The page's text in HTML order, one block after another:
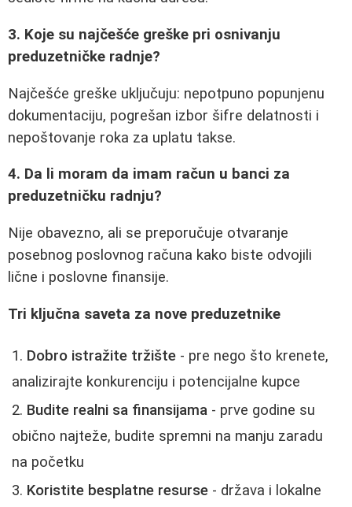
3. Koje su najčešće greške pri osnivanju
preduzetničke radnje?
Najčešće greške uključuju: nepotpuno popunjenu
dokumentaciju, pogrešan izbor šifre delatnosti i
nepoštovanje roka za uplatu takse.
4. Da li moram da imam račun u banci za
preduzetničku radnju?
Nije obavezno, ali se preporučuje otvaranje
posebnog poslovnog računa kako biste odvojili
lične i poslovne finansije.
Tri ključna saveta za nove preduzetnike
Dobro istražite tržište - pre nego što krenete,
analizirajte konkurenciju i potencijalne kupce
Budite realni sa finansijama - prve godine su
obično najteže, budite spremni na manju zaradu
na početku
Koristite besplatne resurse - država i lokalne